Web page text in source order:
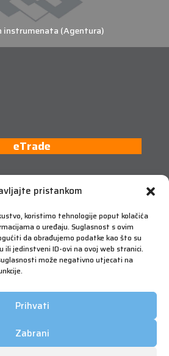
pristankom
koristimo tehnologije poput kolačića
o uređaju. Suglasnost s ovim
da obrađujemo podatke kao što su
ili jedinstveni ID-ovi na ovoj web stranici.
može negativno utjecati na
Prihvati
Zabrani
instrumenata (Agentura)
eTrade